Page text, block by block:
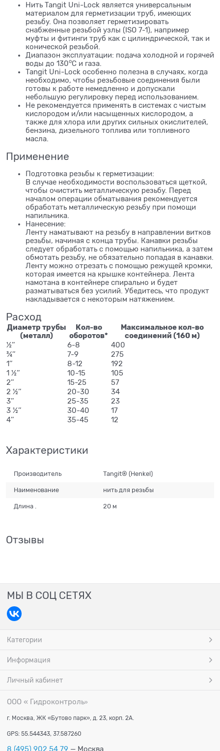
Нить Tangit Uni-Lock является универсальным
материалом для герметизации труб, имеющих
резьбу. Она позволяет герметизировать
снабженные резьбой узлы (ISO 7-1), например
муфты и фитинги труб как с цилиндрической, так и
конической резьбой.
Диапазон эксплуатации: подача холодной и горячей
воды до 130oС и газа.
Tangit Uni-Lock особенно полезна в случаях, когда
необходимо, чтобы резьбовые соединения были
готовы к работе немедленно и допускали
небольшую регулировку перед использованием.
Не рекомендуется применять в системах с чистым
кислородом и/или насыщенных кислородом, а
также для хлора или других сильных окислителей,
бензина, дизельного топлива или топливного
масла.
Применение
Подготовка резьбы к герметизации:
В случае необходимости воспользоваться щеткой,
чтобы очистить металлическую резьбу. Перед
началом операции обматывания рекомендуется
обработать металлическую резьбу при помощи
напильника.
Нанесение:
Ленту наматывают на резьбу в направлении витков
резьбы, начиная с конца трубы. Канавки резьбы
следует обработать с помощью напильника, а затем
обмотать резьбу, не обязательно попадая в канавки.
Ленту можно отрезать с помощью режущей кромки,
которая имеется на крышке контейнера. Лента
намотана в контейнере спирально и будет
разматываться без усилий. Убедитесь, что продукт
накладывается с некоторым натяжением.
Расход
Диаметр трубы
(металл)
Кол-во
оборотов*
Максимальное кол-во
соединений (160 м)
½’’ 6-8
400
¾’’
7-9
275
1’’
8-12
192
1 ½’’
10-15
105
2’’
15-25
57
2 ½’’
20-30
34
3’’
25-35
23
3 ½’’
30-40
17
4’’
35-45 12
Характеристики
Производитель Tangit® (Henkel)
Наименование нить для резьбы
Длина . 20 м
Отзывы
МЫ В СОЦ СЕТЯХ
Категории
Информация
Личный кабинет
ООО « Гидроконтроль»
г. Москва, ЖК «Бутово парк», д. 23, корп. 2А.
GPS: 55.544343, 37.587260
8 (495) 902 54 79 — Москва